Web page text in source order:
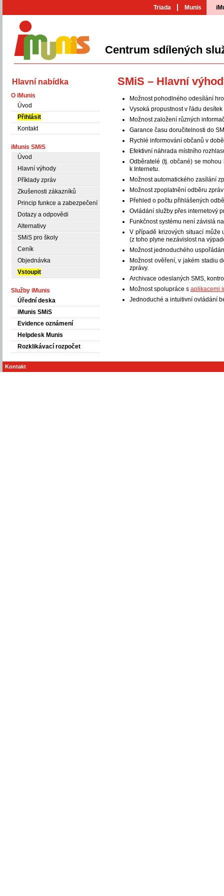
Triada Munis
Centrum sdílených
SMiS – Hlavní
Možnost pohodlného odesílání
Vysoká propustnost v řádu
Možnost založení různých
Garance času doručitelnosti do
Rychlé informování občanů v
Efektivní náhrada místního
Odběratelé (tj. občané) se
k Internetu.
Možnost automatického zasílání
Možnost zpoplatnění odběru
Přehled o počtu přihlášených
Ovládání služby přes internetový
Funkčnost systému není závislá
V případě krizových situací
(z toho plyne nezávislost na
Možnost jednoduchého
Možnost ověření, v jakém stadiu
zprávy.
Archivace odeslaných SMS,
Možnost spolupráce s aplikacemi
Jednoduché a intuitivní ovládání
Hlavní nabídka
O iMunis
Úvod
Přihlásit
Kontakt
iMunis SMiS
Úvod
Hlavní výhody
Příklady zpráv
Zkušenosti zákazníků
Princip funkce a zabezpečení
Dotazy a odpovědi
Alternativy
SMiS pro školy
Ceník
Objednávka
Vstoupit
Služby iMunis
Úřední deska
iMunis SMiS
Evidence oznámení
Helpdesk Munis
Rozklikávací rozpočet
Kontakt